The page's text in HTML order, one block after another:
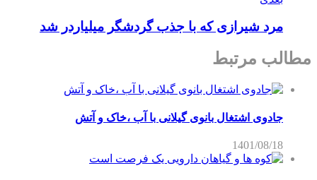
مرد شیرازی که با جذب گردشگر میلیاردر شد
مطالب مرتبط
جادوی اشتغال بانوی گیلانی با آب ،خاک و آتش
1401/08/18